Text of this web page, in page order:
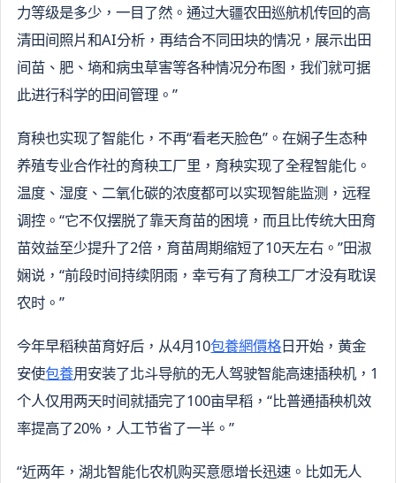
力等级是多少，一目了然。通过大疆农田巡航机传回的高
清田间照片和AI分析，再结合不同田块的情况，展示出田
间苗、肥、墒和病虫草害等各种情况分布图，我们就可据
此进行科学的田间管理。”
育秧也实现了智能化，不再“看老天脸色”。在娴子生态种
养殖专业合作社的育秧工厂里，育秧实现了全程智能化。
温度、湿度、二氧化碳的浓度都可以实现智能监测，远程
调控。“它不仅摆脱了靠天育苗的困境，而且比传统大田育
苗效益至少提升了2倍，育苗周期缩短了10天左右。”田淑
娴说，“前段时间持续阴雨，幸亏有了育秧工厂才没有耽误
农时。”
今年早稻秧苗育好后，从4月10包養網價格日开始，黄金
安使包養用安装了北斗导航的无人驾驶智能高速插秧机，1
个人仅用两天时间就插完了100亩早稻，“比普通插秧机效
率提高了20%，人工节省了一半。”
“近两年，湖北智能化农机购买意愿增长迅速。比如无人